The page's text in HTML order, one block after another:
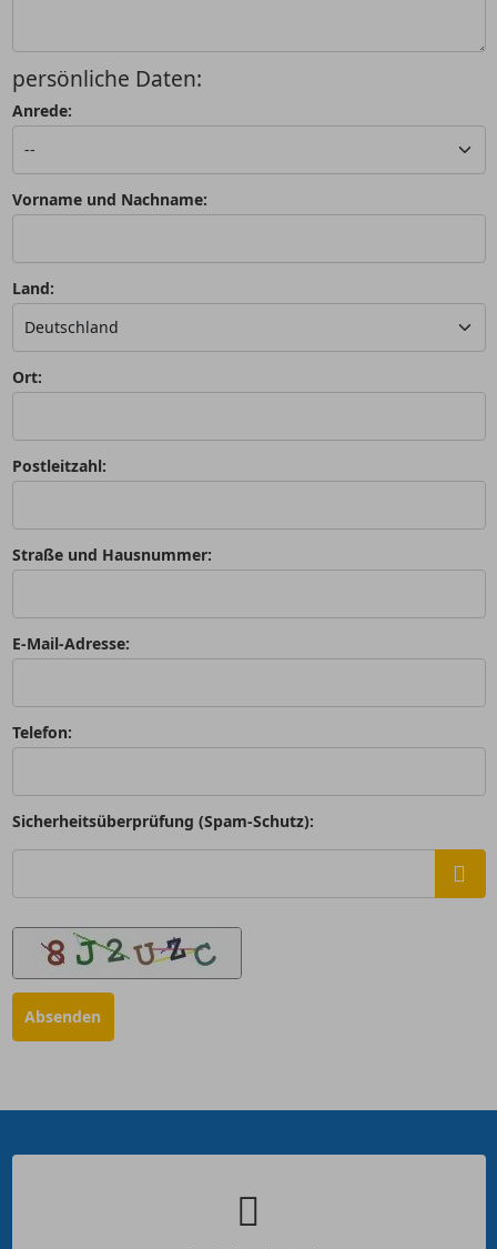
persönliche Daten:
Anrede:
Vorname und Nachname:
Land:
Ort:
Postleitzahl:
Straße und Hausnummer:
E-Mail-Adresse:
Telefon:
Sicherheitsüberprüfung (Spam-Schutz):